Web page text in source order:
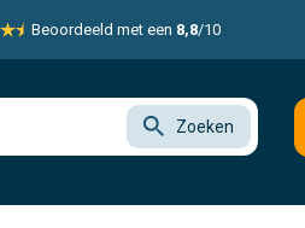
Beoordeeld met een 8,8/10
Zoeken